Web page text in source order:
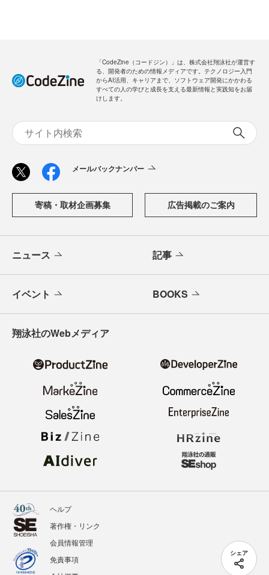
シェア
「CodeZine（コードジン）」は、株式会社翔泳社が運営す
る、開発者のための情報メディアです。テクノロジー入門
からAI活用、キャリアまで、ソフトウェア開発にかかわる
すべての人の学びと成長を支える最新情報と実践知をお届
けします。
メールバックナンバー
寄稿・取材企画募集 広告掲載のご案内
ニュース 記事
イベント BOOKS
翔泳社のWebメディア
ヘルプ
著作権・リンク
会員情報管理
免責事項